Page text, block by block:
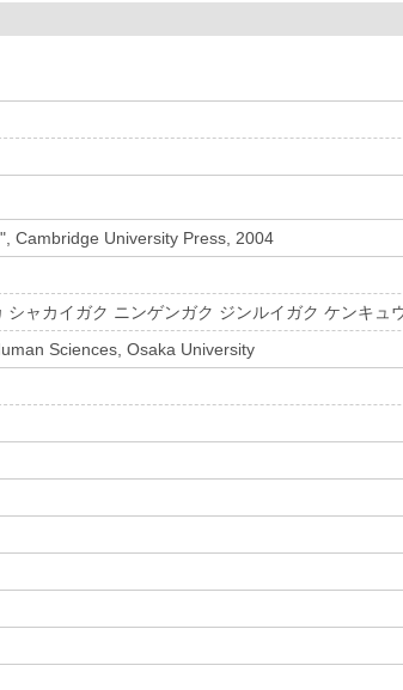
Cambridge University Press, 2004
ャカイガク ニンゲンガク ジンルイガク ケンキュ
Sciences, Osaka University